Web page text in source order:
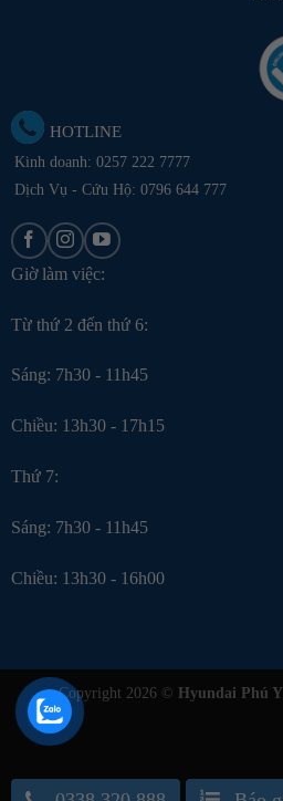
HOTLINE
Kinh doanh: 0257 222 7777
Dịch Vụ - Cứu Hộ: 0796 644 777
Giờ làm việc:
Từ thứ 2 đến thứ 6:
Sáng: 7h30 - 11h45
Chiều: 13h30 - 17h15
Thứ 7:
Sáng: 7h30 - 11h45
Chiều: 13h30 - 16h00
Copyright 2026 © Hyundai Phú